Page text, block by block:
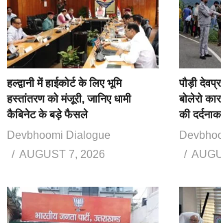
हल्द्वानी में हाईकोर्ट के लिए भूमि
हस्तांतरण को मंजूरी, जानिए धामी
कैबिनेट के बड़े फैसले
Devbhoomi Dialogue
AUGUST 7, 2026
पौड़ी
बोलेरो
की